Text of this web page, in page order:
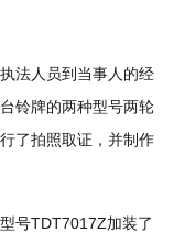
法人员到当事人的经
铃牌的两种型号两轮
了拍照取证，并制作
号TDT7017Z加装了